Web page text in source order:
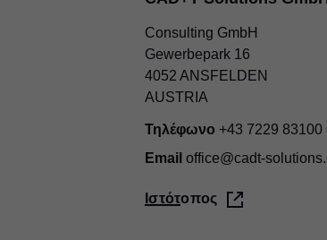
Consulting GmbH
Gewerbepark 16
4052 ANSFELDEN
AUSTRIA
Τηλέφωνο +43 7229 83100
Email office@cadt-
Ιστότοπος